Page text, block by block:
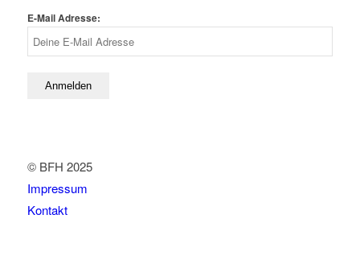
E-Mail Adresse:
© BFH 2025
Impressum
Kontakt